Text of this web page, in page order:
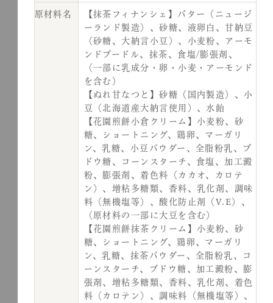
原材料名
【抹茶フィナンシェ】バター（ニュージ
ーランド製造）、砂糖、液卵白、甘納豆
（砂糖、大納言小豆）、小麦粉、アーモ
ンドプードル、抹茶、食塩/膨張剤、
（一部に乳成分・卵・小麦・アーモンド
を含む）
【ぬれ甘なつと】砂糖（国内製造）、小
豆（北海道産大納言使用）、水飴
【花園煎餅小倉クリーム】小麦粉、砂
糖、ショートニング、鶏卵、マーガリ
ン、乳糖、小豆パウダー、全脂粉乳、ブ
ドウ糖、コーンスターチ、食塩、加工澱
粉、膨張剤、着色料（カカオ、カロテ
ン）、増粘多糖類、香料、乳化剤、調味
料（無機塩等）、酸化防止剤（V.E）、
（原材料の一部に大豆を含む）
【花園煎餅抹茶クリーム】小麦粉、砂
糖、ショートニング、鶏卵、マーガリ
ン、乳糖、抹茶パウダー、全脂粉乳、コ
ーンスターチ、ブドウ糖、加工澱粉、膨
張剤、増粘多糖類、香料、乳化剤、着色
料（カロテン）、調味料（無機塩等）、